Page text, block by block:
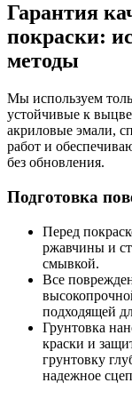
Гарантия
покраски:
методы
Мы используем
устойчивые к
акриловые эмали,
работ и
без обновления.
Подготовка
Перед
ржавчины и
смывкой.
Все
подходящей
Грунтовка
краски и
грунтовку
надежное